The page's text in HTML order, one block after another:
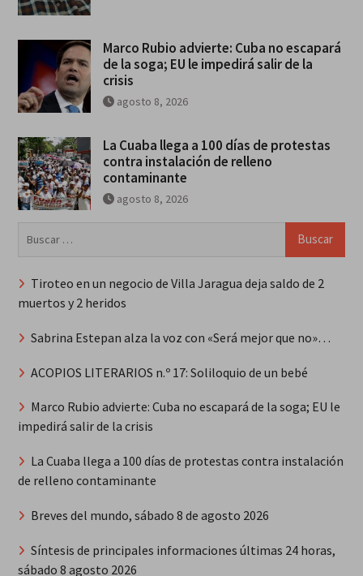
Marco Rubio advierte: Cuba no escapará
de la soga; EU le impedirá salir de la
crisis
agosto 8, 2026
La Cuaba llega a 100 días de protestas
contra instalación de relleno
contaminante
agosto 8, 2026
Tiroteo en un negocio de Villa Jaragua deja saldo de 2
muertos y 2 heridos
Sabrina Estepan alza la voz con «Será mejor que no»…
ACOPIOS LITERARIOS n.º 17: Soliloquio de un bebé
Marco Rubio advierte: Cuba no escapará de la soga; EU le
impedirá salir de la crisis
La Cuaba llega a 100 días de protestas contra instalación
de relleno contaminante
Breves del mundo, sábado 8 de agosto 2026
Síntesis de principales informaciones últimas 24 horas,
sábado 8 agosto 2026